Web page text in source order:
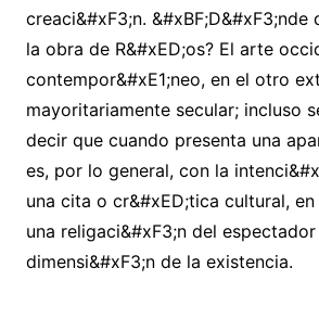
creaci&#xF3;n. &#xBF;D&#xF3;nde
la obra de R&#xED;os? El arte
contempor&#xE1;neo, en el otro
mayoritariamente secular; incluso
decir que cuando presenta una
es, por lo general, con la
una cita o cr&#xED;tica cultural,
una religaci&#xF3;n del
dimensi&#xF3;n de la existencia.